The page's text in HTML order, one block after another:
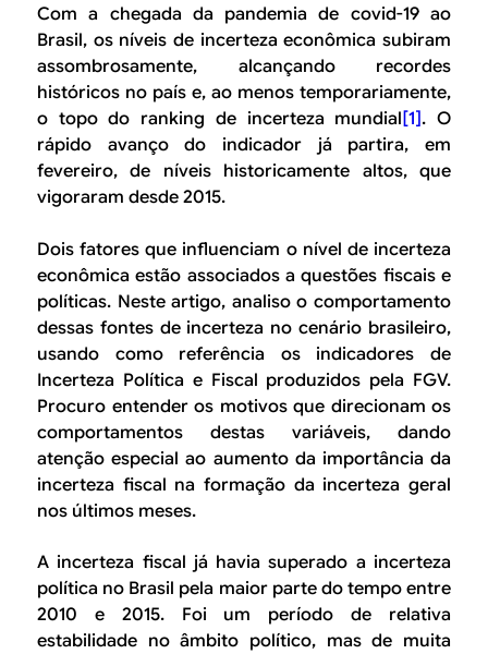
B
R
o
d
e
b
u
s
c
a
Com a chegada da pandemia de covid-19 ao
Brasil, os níveis de incerteza econômica subiram
assombrosamente, alcançando recordes
históricos no país e, ao menos temporariamente,
o topo do ranking de incerteza mundial [1]. O
rápido avanço do indicador já partira, em
fevereiro, de níveis historicamente altos, que
vigoraram desde 2015.
Dois fatores que influenciam o nível de incerteza
econômica estão associados a questões fiscais e
políticas. Neste artigo, analiso o comportamento
dessas fontes de incerteza no cenário brasileiro,
usando como referência os indicadores de
Incerteza Política e Fiscal produzidos pela FGV.
Procuro entender os motivos que direcionam os
comportamentos destas variáveis, dando
atenção especial ao aumento da importância da
incerteza fiscal na formação da incerteza geral
nos últimos meses.
A incerteza fiscal já havia superado a incerteza
política no Brasil pela maior parte do tempo entre
2010 e 2015. Foi um período de relativa
estabilidade no âmbito político, mas de muita